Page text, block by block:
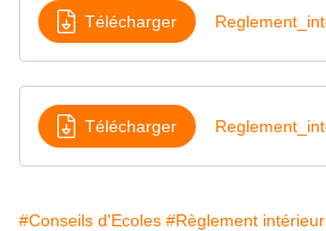
Télécharger
Télécharger
#Conseils d'Ecoles #Règlement intérieur